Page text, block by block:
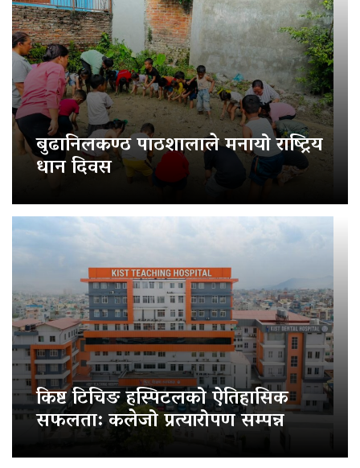
बुढानिलकण्ठ पाठशालाले मनायो राष्ट्रिय
धान दिवस
किष्ट टिचिङ हस्पिटलको ऐतिहासिक
सफलता: कलेजो प्रत्यारोपण सम्पन्न